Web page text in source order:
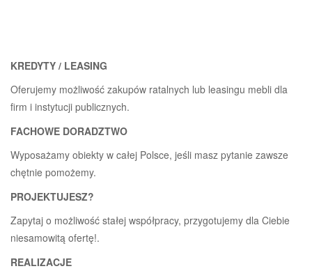
KREDYTY / LEASING
Oferujemy możliwość zakupów ratalnych lub leasingu mebli dla
firm i instytucji publicznych.
FACHOWE DORADZTWO
Wyposażamy obiekty w całej Polsce, jeśli masz pytanie zawsze
chętnie pomożemy.
PROJEKTUJESZ?
Zapytaj o możliwość stałej współpracy, przygotujemy dla Ciebie
niesamowitą ofertę!.
REALIZACJE